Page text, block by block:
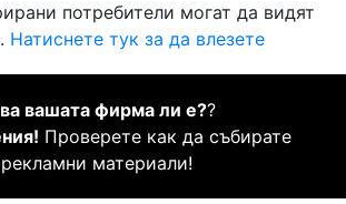
потребители могат да видят
Натиснете тук за да влезете
вашата фирма ли е??
Проверете как да събирате
рекламни материали!